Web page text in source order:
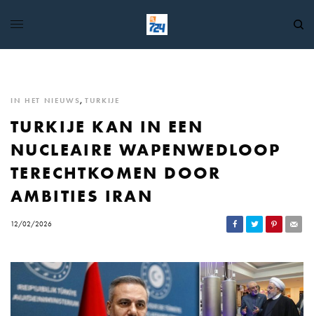
IN HET NIEUWS, TURKIJE
TURKIJE KAN IN EEN
NUCLEAIRE WAPENWEDLOOP
TERECHTKOMEN DOOR
AMBITIES IRAN
12/02/2026